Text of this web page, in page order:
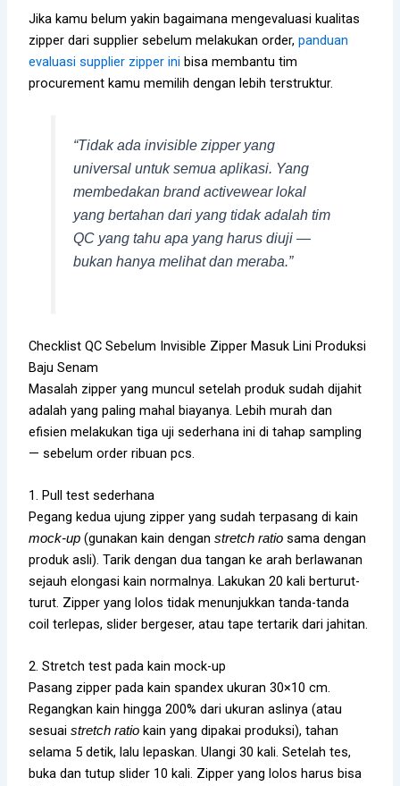
Jika kamu belum yakin bagaimana mengevaluasi kualitas
zipper dari supplier sebelum melakukan order,panduan
evaluasi supplier zipper ini bisa membantu tim
procurement kamu memilih dengan lebih terstruktur.
“Tidak ada invisible zipper yang
universal untuk semua aplikasi. Yang
membedakan brand activewear lokal
yang bertahan dari yang tidak adalah tim
QC yang tahu apa yang harus diuji —
bukan hanya melihat dan meraba.”
Checklist QC Sebelum Invisible Zipper Masuk Lini Produksi
Baju Senam
Masalah zipper yang muncul setelah produk sudah dijahit
adalah yang paling mahal biayanya. Lebih murah dan
efisien melakukan tiga uji sederhana ini di tahap sampling
— sebelum order ribuan pcs.
1. Pull test sederhana
Pegang kedua ujung zipper yang sudah terpasang di kain
mock-up (gunakan kain denganstretch ratio sama dengan
produk asli). Tarik dengan dua tangan ke arah berlawanan
sejauh elongasi kain normalnya. Lakukan 20 kali berturut-
turut. Zipper yang lolos tidak menunjukkan tanda-tanda
coil terlepas, slider bergeser, atau tape tertarik dari jahitan.
2. Stretch test pada kain mock-up
Pasang zipper pada kain spandex ukuran 30×10 cm.
Regangkan kain hingga 200% dari ukuran aslinya (atau
sesuaistretch ratio kain yang dipakai produksi), tahan
selama 5 detik, lalu lepaskan. Ulangi 30 kali. Setelah tes,
buka dan tutup slider 10 kali. Zipper yang lolos harus bisa